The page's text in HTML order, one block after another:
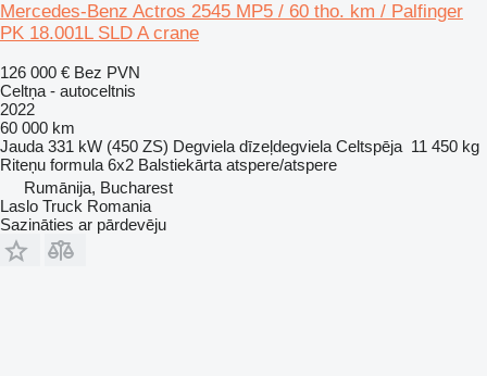
Mercedes-Benz Actros 2545 MP5 / 60 tho. km / Palfinger
PK 18.001L SLD A crane
126 000 € Bez PVN
Celtņa - autoceltnis
2022
60 000 km
Jauda 331 kW (450 ZS) Degviela dīzeļdegviela Celtspēja 11 450 kg
Riteņu formula 6x2 Balstiekārta atspere/atspere
Rumānija, Bucharest
Laslo Truck Romania
Sazināties ar pārdevēju